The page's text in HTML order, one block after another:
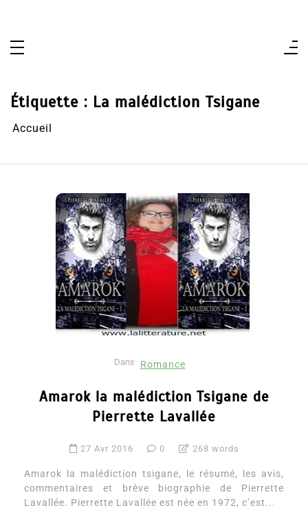
Étiquette : La malédiction Tsigane
Accueil
Dans Romance
Amarok la malédiction Tsigane de
Pierrette Lavallée
27 Avr 2016 0 268 words
Amarok la malédiction tsigane, le résumé, les avis,
commentaires et brève biographie de Pierrette
Lavallée. Pierrette Lavallée est née en 1972, c’est...